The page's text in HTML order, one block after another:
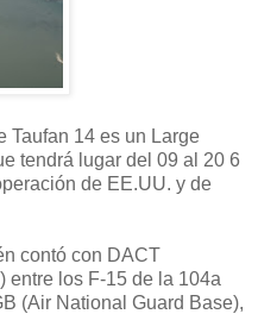
Taufan 14 es un Large
tendrá lugar del 09 al 20 6
de EE.UU. y de
contó con DACT
entre los F-15 de la 104a
(Air National Guard Base),